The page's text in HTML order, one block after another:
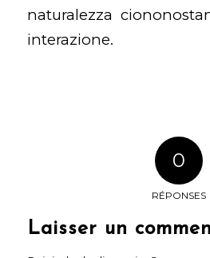
naturalezza
interazione.
0
RÉPONSES
Laisser un